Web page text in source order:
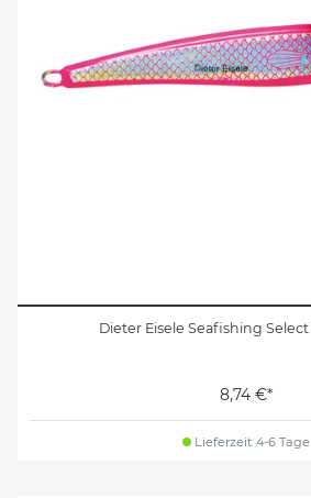
Dieter Eisele Seafishing
8,74 €*
Lieferzeit 4-6 Tage